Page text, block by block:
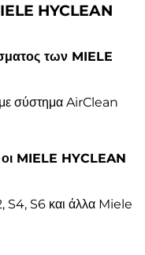
HYCLEAN
των MIELE
σύστημα AirClean
οι MIELE HYCLEAN
S6 και άλλα Miele